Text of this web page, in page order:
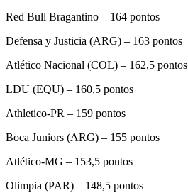
Red Bull Bragantino – 164 pontos
Defensa y Justicia (ARG) – 163 pontos
Atlético Nacional (COL) – 162,5 pontos
LDU (EQU) – 160,5 pontos
Athletico-PR – 159 pontos
Boca Juniors (ARG) – 155 pontos
Atlético-MG – 153,5 pontos
Olimpia (PAR) – 148,5 pontos